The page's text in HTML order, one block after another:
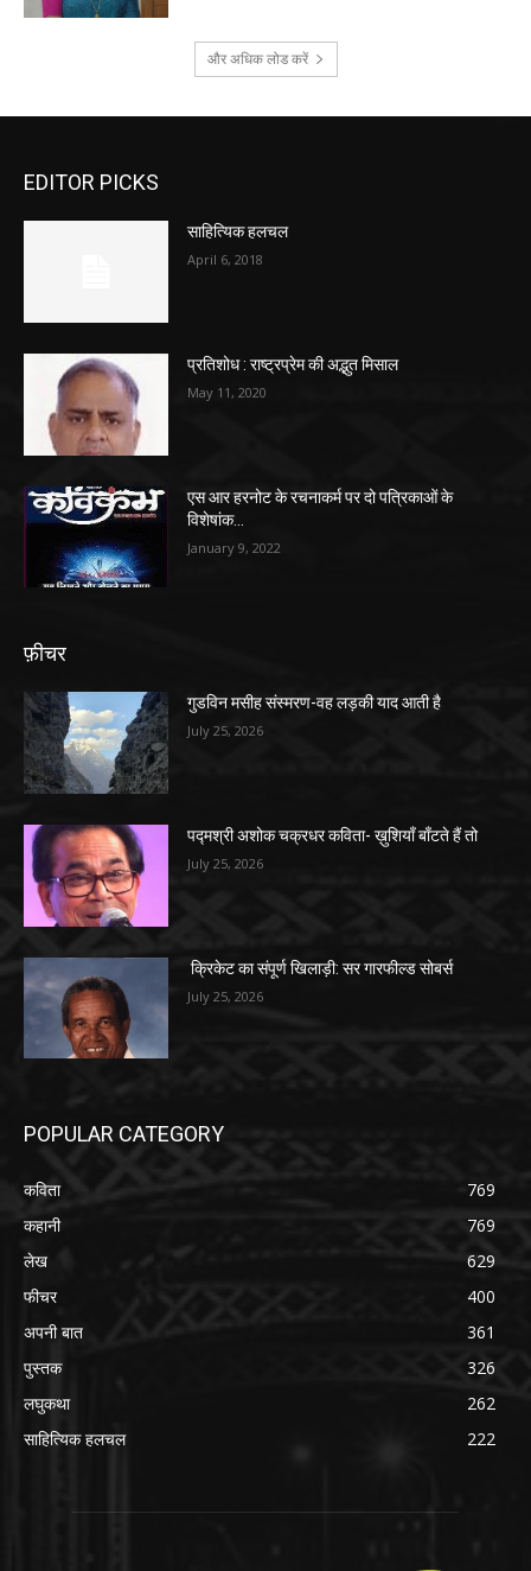
और अधिक लोड करें
EDITOR PICKS
साहित्यिक हलचल
April 6, 2018
प्रतिशोध : राष्ट्रप्रेम की अद्भुत मिसाल
May 11, 2020
एस आर हरनोट के रचनाकर्म पर दो पत्रिकाओं के
विशेषांक…
January 9, 2022
फ़ीचर
गुडविन मसीह संस्मरण-वह लड़की याद आती है
July 25, 2026
पद्मश्री अशोक चक्रधर कविता- ख़ुशियाँ बाँटते हैं तो
July 25, 2026
क्रिकेट का संपूर्ण खिलाड़ी: सर गारफील्ड सोबर्स
July 25, 2026
POPULAR CATEGORY
कविता
769
कहानी
769
लेख
629
फीचर
400
अपनी बात
361
पुस्तक
326
लघुकथा
262
साहित्यिक हलचल
222